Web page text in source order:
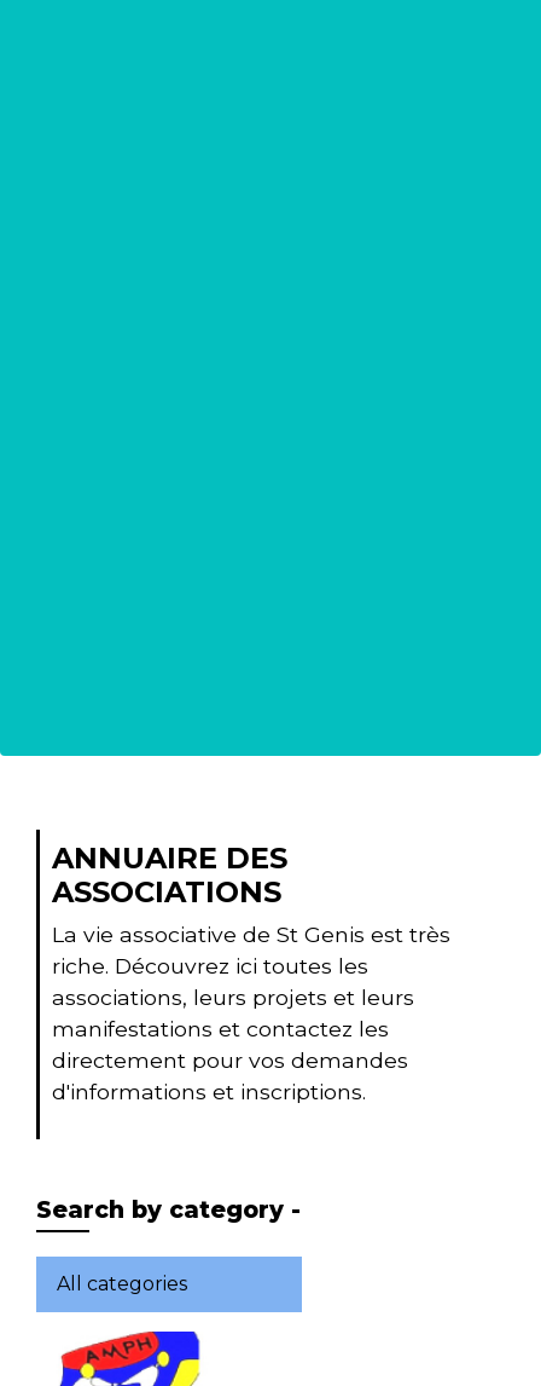
ANNUAIRE DES
ASSOCIATIONS
La vie associative de St Genis est très
riche. Découvrez ici toutes les
associations, leurs projets et leurs
manifestations et contactez les
directement pour vos demandes
d'informations et inscriptions.
Search by category -
All categories